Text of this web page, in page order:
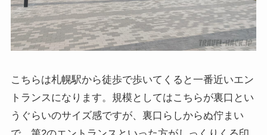
こちらは札幌駅から徒歩で歩いてくると一番近いエン
トランスになります。規模としてはこちらが裏口とい
うぐらいのサイズ感ですが、裏口らしからぬ佇まい